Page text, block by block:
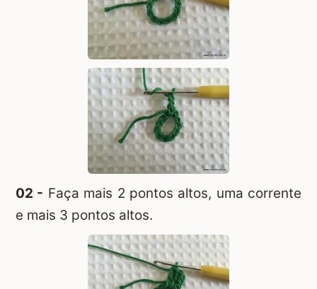
02 - Faça mais 2 pontos altos, uma corrente
e mais 3 pontos altos.